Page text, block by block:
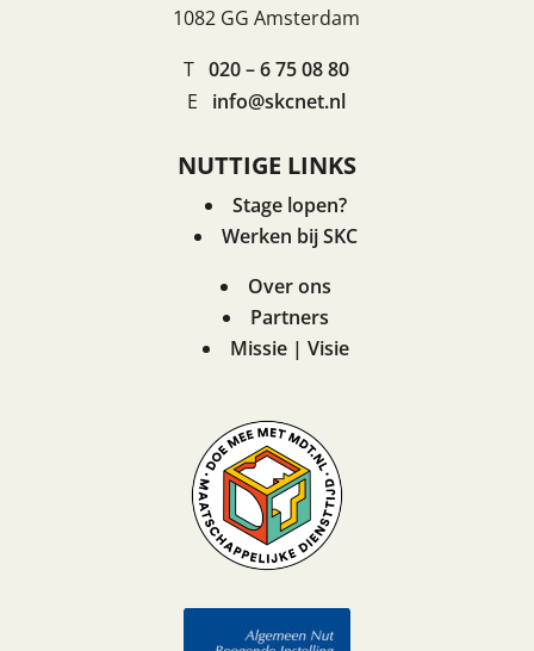
1082 GG Amsterdam
T020 – 6 75 08 80
E info@skcnet.nl
NUTTIGE LINKS
Stage lopen?
Werken bij SKC
Over ons
Partners
Missie | Visie